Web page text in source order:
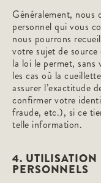
Généralement, nous
personnel qui vous
nous pourrons
votre sujet de
la loi le permet,
les cas où la
assurer l’exactitude
confirmer votre
fraude, etc.), si ce
telle information.
4. UTILISATION
PERSONNELS